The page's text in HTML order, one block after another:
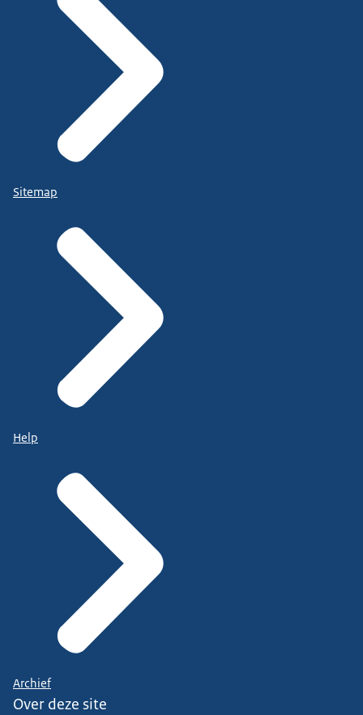
Sitemap
Help
Archief
Over deze site